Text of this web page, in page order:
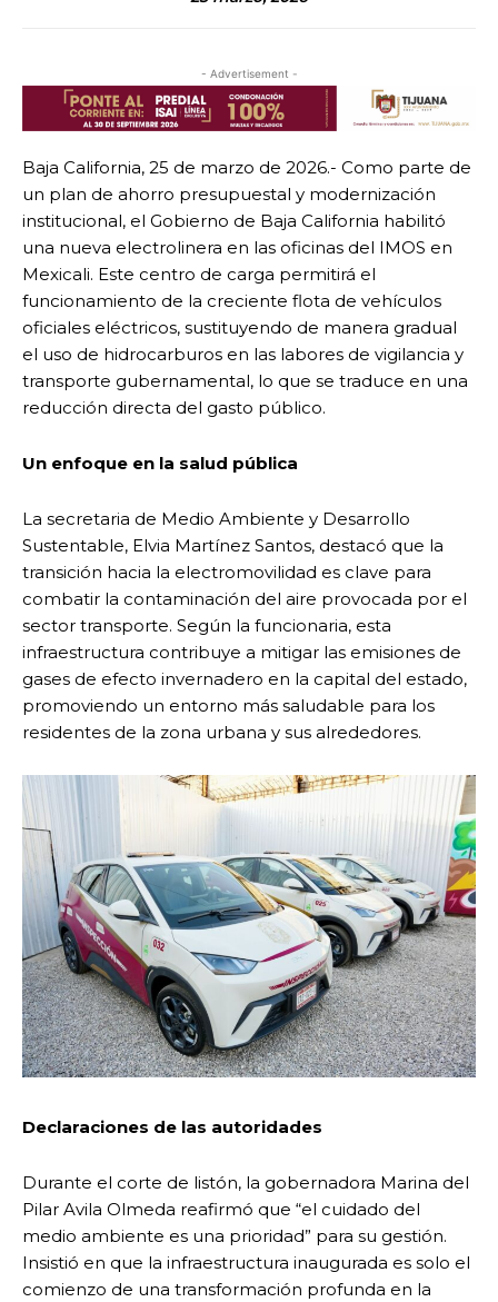
- Advertisement -
Baja California, 25 de marzo de 2026.- Como parte de
un plan de ahorro presupuestal y modernización
institucional, el Gobierno de Baja California habilitó
una nueva electrolinera en las oficinas del IMOS en
Mexicali. Este centro de carga permitirá el
funcionamiento de la creciente flota de vehículos
oficiales eléctricos, sustituyendo de manera gradual
el uso de hidrocarburos en las labores de vigilancia y
transporte gubernamental, lo que se traduce en una
reducción directa del gasto público.
Un enfoque en la salud pública
La secretaria de Medio Ambiente y Desarrollo
Sustentable, Elvia Martínez Santos, destacó que la
transición hacia la electromovilidad es clave para
combatir la contaminación del aire provocada por el
sector transporte. Según la funcionaria, esta
infraestructura contribuye a mitigar las emisiones de
gases de efecto invernadero en la capital del estado,
promoviendo un entorno más saludable para los
residentes de la zona urbana y sus alrededores.
Declaraciones de las autoridades
Durante el corte de listón, la gobernadora Marina del
Pilar Avila Olmeda reafirmó que “el cuidado del
medio ambiente es una prioridad” para su gestión.
Insistió en que la infraestructura inaugurada es solo el
comienzo de una transformación profunda en la